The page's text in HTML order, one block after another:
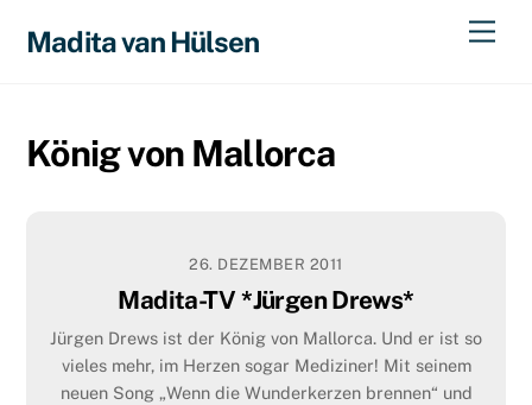
Madita van Hülsen
König von Mallorca
26. DEZEMBER 2011
Madita-TV *Jürgen Drews*
Jürgen Drews ist der König von Mallorca. Und er ist so
vieles mehr, im Herzen sogar Mediziner! Mit seinem
neuen Song „Wenn die Wunderkerzen brennen“ und